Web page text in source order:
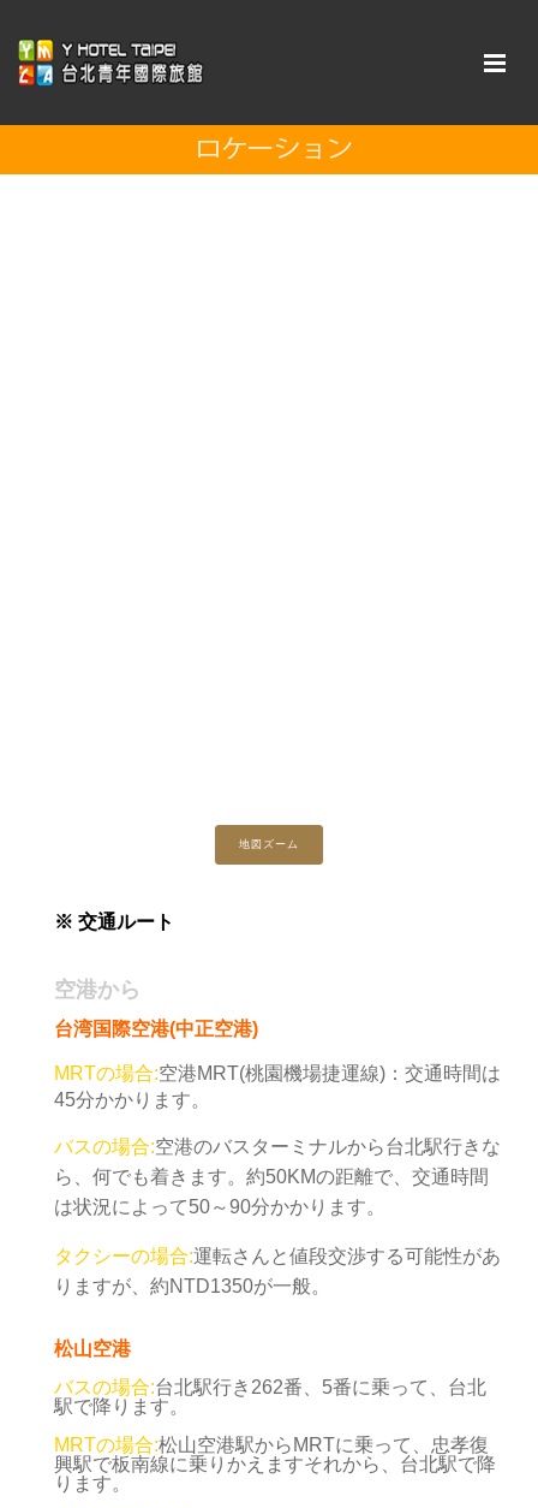
地図ズーム
※ 交通ルート
空港から
台湾国際空港(中正空港)
MRTの場合:空港MRT(桃園機場捷運線)：交通時間は
45分かかります。
バスの場合:空港のバスターミナルから台北駅行きな
ら、何でも着きます。約50KMの距離で、交通時間
は状況によって50～90分かかります。
タクシーの場合:運転さんと値段交渉する可能性があ
りますが、約NTD1350が一般。
松山空港
バスの場合:台北駅行き262番、5番に乗って、台北
駅で降ります。
MRTの場合:松山空港駅からMRTに乗って、忠孝復
興駅で板南線に乗りかえますそれから、台北駅で降
ります。